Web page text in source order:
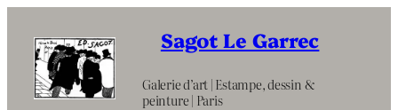
contenu
Sagot Le Garrec
Galerie d’art | Estampe, dessin &
peinture | Paris